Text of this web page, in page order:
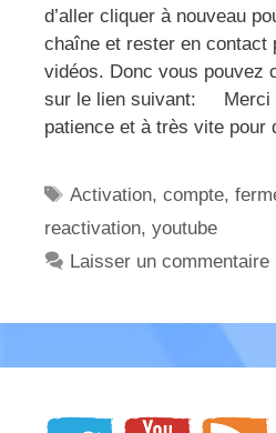
d’aller cliquer à nouveau
chaîne et rester en contact
vidéos. Donc vous pouvez
sur le lien suivant: Merci
patience et à très vite pour
Étiquettes
Activation,compte,
reactivation, youtube
Laisser un commentaire